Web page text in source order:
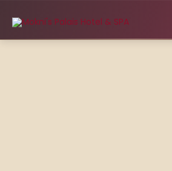
Inhalt
springen